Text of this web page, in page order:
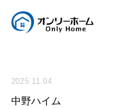
2025.11.04
中野ハイム